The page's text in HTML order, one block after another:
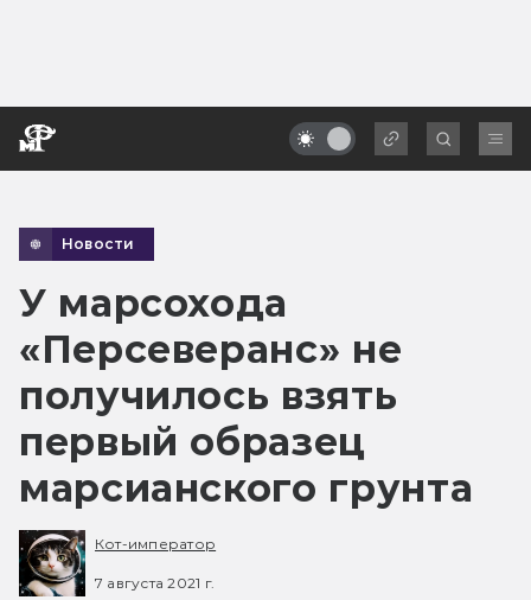
Новости
У марсохода
«Персеверанс» не
получилось взять
первый образец
марсианского грунта
Кот-император
7 августа 2021 г.